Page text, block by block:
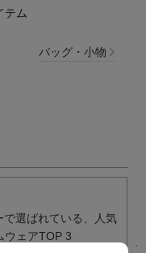
テム
バッグ・小物
で選ばれている、人気
ウェアTOP 3